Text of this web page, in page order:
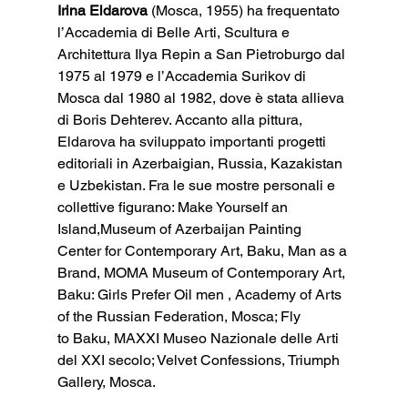
Irina Eldarova (Mosca, 1955) ha frequentato
l’Accademia di Belle Arti, Scultura e
Architettura Ilya Repin a San Pietroburgo dal
1975 al 1979 e l’Accademia Surikov di
Mosca dal 1980 al 1982, dove è stata allieva
di Boris Dehterev. Accanto alla pittura,
Eldarova ha sviluppato importanti progetti
editoriali in Azerbaigian, Russia, Kazakistan
e Uzbekistan. Fra le sue mostre personali e
collettive figurano: Make Yourself an
Island,Museum of Azerbaijan Painting
Center for Contemporary Art, Baku, Man as a
Brand, MOMA Museum of Contemporary Art,
Baku: Girls Prefer Oil men , Academy of Arts
of the Russian Federation, Mosca; Fly
to Baku, MAXXI Museo Nazionale delle Arti
del XXI secolo; Velvet Confessions, Triumph
Gallery, Mosca.